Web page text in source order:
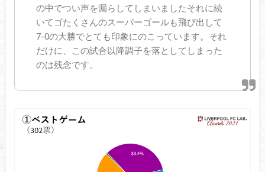
の中でつい声を漏らしてしまいましたそれに続
いてゴたくさんのスーパーゴールも飛び出して
7-0の大勝でとても印象にのこっています。それ
だけに、この試合以降調子を落としてしまった
のは残念です。